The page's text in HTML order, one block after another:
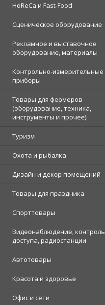
HoReCa и Fast-Food
Сценическое оборудование
Рекламное и выставочное
оборудование, материалы
Контрольно-измерительные
приборы
Товары для фермеров
(оборудование, техника,
инструменты и прочее)
Туризм
Охота и рыбалка
Дизайн и декор помещений
Товары для праздника
Спорттовары
Видеонаблюдение, контроль
доступа, радиостанции
Автотовары
Красота и здоровье
Офис и сети